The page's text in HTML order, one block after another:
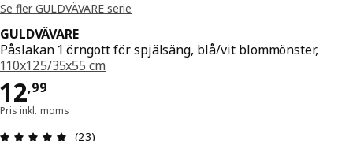
Se fler GULDVÄVARE serie
GULDVÄVARE
Påslakan 1 örngott för spjälsäng, blå/vit blommönster,
110x125/35x55 cm
12,99
Pris 12,99
Pris inkl. moms
Recension: 4.9 / 5 stjärnor. Totalt antal
(23)